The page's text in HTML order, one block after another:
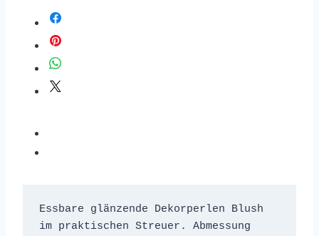
Essbare glänzende Dekorperlen Blush
im praktischen Streuer. Abmessung